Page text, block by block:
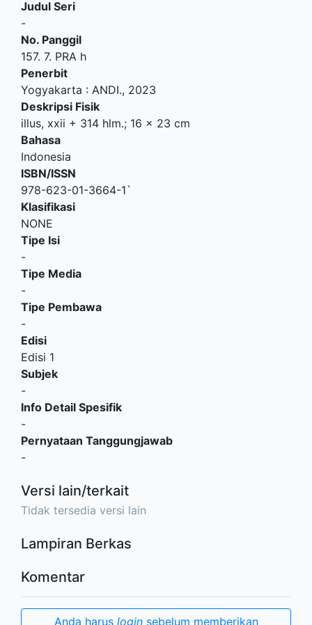
Judul Seri
-
No. Panggil
157. 7. PRA h
Penerbit
Yogyakarta : ANDI., 2023
Deskripsi Fisik
illus, xxii + 314 hlm.; 16 x 23 cm
Bahasa
Indonesia
ISBN/ISSN
978-623-01-3664-1`
Klasifikasi
NONE
Tipe Isi
-
Tipe Media
-
Tipe Pembawa
-
Edisi
Edisi 1
Subjek
-
Info Detail Spesifik
-
Pernyataan Tanggungjawab
-
Versi lain/terkait
Tidak tersedia versi lain
Lampiran Berkas
Komentar
Anda harus loginsebelum memberikan